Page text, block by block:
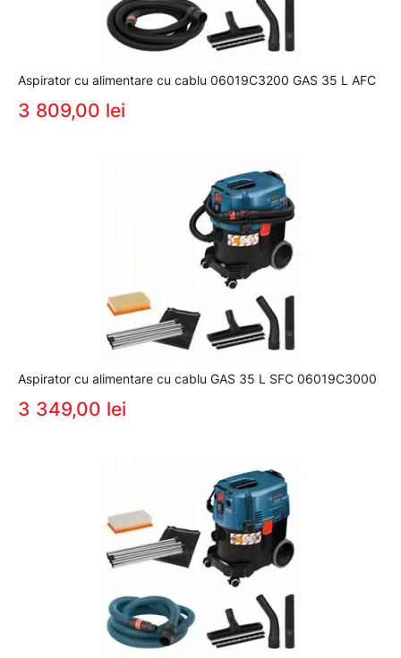
Aspirator cu alimentare cu cablu 06019C3200 GAS 35 L AFC
3 809,00 lei
Aspirator cu alimentare cu cablu GAS 35 L SFC 06019C3000
3 349,00 lei